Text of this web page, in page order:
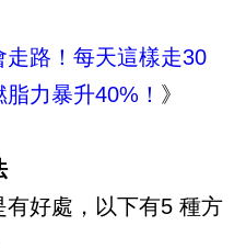
路！每天這樣走30
力暴升40%！ 》
有好處，以下有5 種方